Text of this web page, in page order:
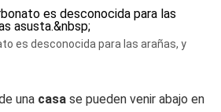
es desconocida para las arañas, y
una casa se pueden venir abajo en